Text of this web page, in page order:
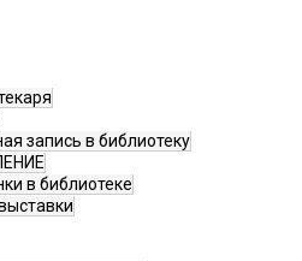
запись в библиотеку
в библиотеке